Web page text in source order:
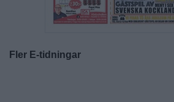
Fler E-tidningar